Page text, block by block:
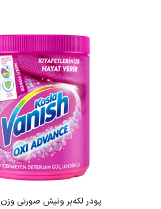
پودر لکه‌بر ونیش صورتی وزن 400 گرم